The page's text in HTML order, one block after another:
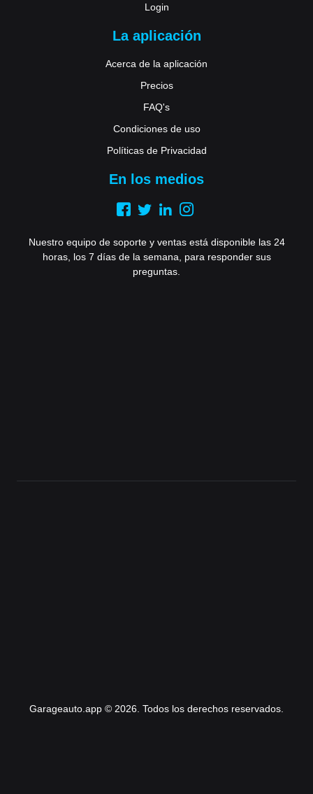
Login
La aplicación
Acerca de la aplicación
Precios
FAQ's
Condiciones de uso
Políticas de Privacidad
En los medios
Nuestro equipo de soporte y ventas está disponible las 24
horas, los 7 días de la semana, para responder sus
preguntas.
Garageauto.app © 2026. Todos los derechos reservados.